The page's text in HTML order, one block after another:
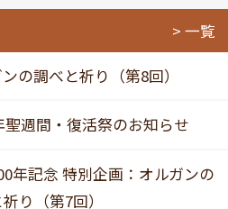
一覧
の調べと祈り（第8回）
聖週間・復活祭のお知らせ
年記念 特別企画：オルガンの
り（第7回）